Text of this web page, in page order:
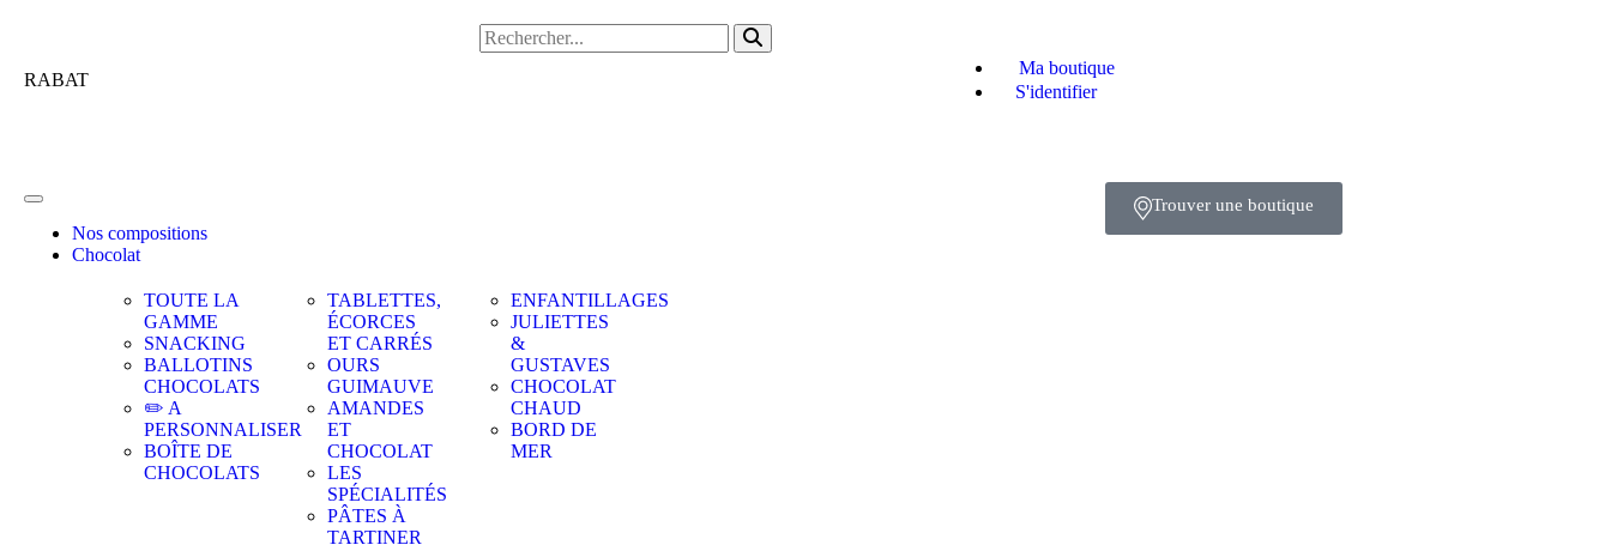
RABAT
Ma boutique
S'identifier
Nos compositions
Chocolat
TOUTE LA
GAMME
SNACKING
BALLOTINS
CHOCOLATS
✏️ A
PERSONNALISER
BOÎTE DE
CHOCOLATS
TABLETTES,
ÉCORCES
ET CARRÉS
OURS
GUIMAUVE
AMANDES
ET
CHOCOLAT
LES
SPÉCIALITÉS
PÂTES À
TARTINER
ENFANTILLAGES
JULIETTES
&
GUSTAVES
CHOCOLAT
CHAUD
BORD DE
MER
Trouver une boutique